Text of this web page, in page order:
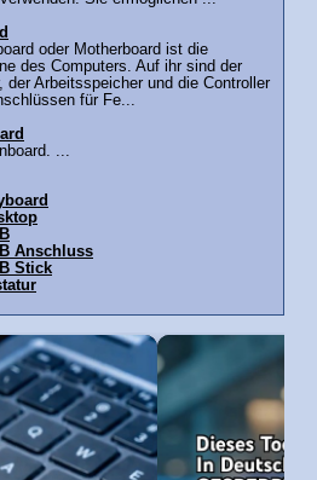
oder Motherboard ist die
des Computers. Auf ihr sind der
der Arbeitsspeicher und die Controller
für Fe...
...
Anschluss
Stick